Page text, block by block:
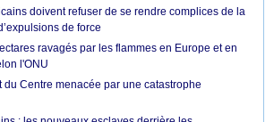
doivent refuser de se rendre complices de la
de force
ravagés par les flammes en Europe et en
l'ONU
du Centre menacée par une catastrophe